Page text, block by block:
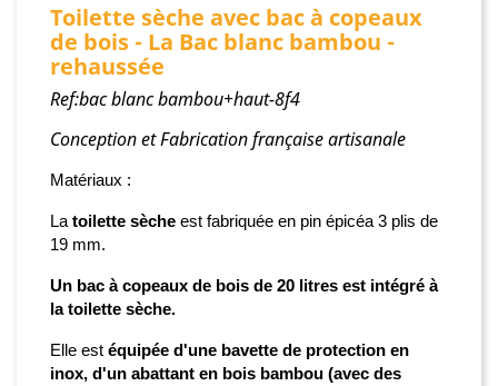
Toilette sèche avec bac à copeaux
de bois - La Bac blanc bambou -
rehaussée
Ref:bac blanc bambou+haut-8f4
Conception et Fabrication française artisanale
Matériaux :
La toilette sèche est fabriquée en pin épicéa 3 plis de
19 mm.
Un bac à copeaux de bois de 20 litres est intégré à
la toilette sèche.
Elle est équipée d'une bavette de protection en
inox, d'un abattant en bois bambou (avec des